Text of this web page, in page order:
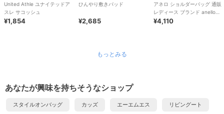
United Athle ユナイテッドア
スレ サコッシュ
¥1,854
ひんやり敷きパッド
¥2,685
アネロ ショルダーバッグ 通販
レディース ブランド anello
GRANDE おしゃれ 斜めがけ
¥4,110
もっとみる
あなたが興味を持ちそうなショップ
スタイルオンバッグ カッズ エーエムエス リビングート